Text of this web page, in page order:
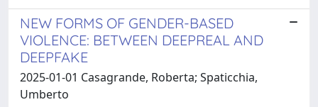
NEW FORMS OF GENDER-BASED
VIOLENCE: BETWEEN DEEPREAL AND
DEEPFAKE
2025-01-01 Casagrande, Roberta; Spaticchia,
Umberto